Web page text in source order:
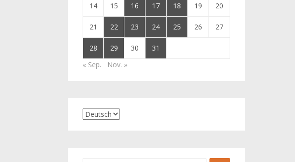
14 15 16 17 18 19 20
21 22 23 24 25 26 27
28 29 30
31
« Sep.
Nov. »